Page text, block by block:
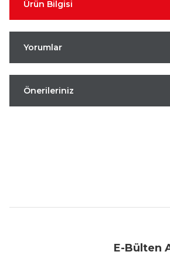
Ürün Bilgisi
Yorumlar
Önerileriniz
E-Bülten